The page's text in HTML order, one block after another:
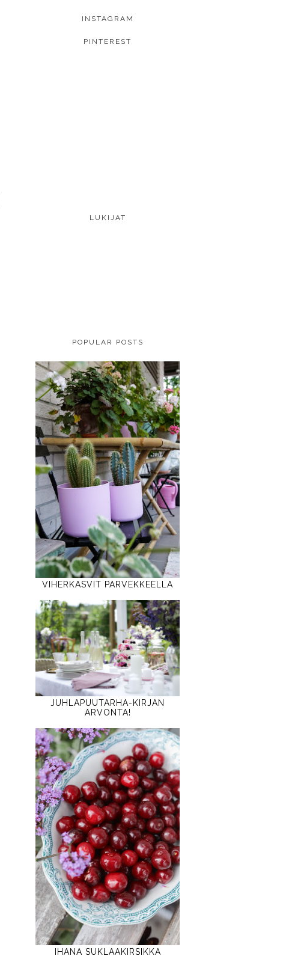
INSTAGRAM
PINTEREST
LUKIJAT
POPULAR POSTS
VIHERKASVIT PARVEKKEELLA
JUHLAPUUTARHA-KIRJAN
ARVONTA!
IHANA SUKLAAKIRSIKKA